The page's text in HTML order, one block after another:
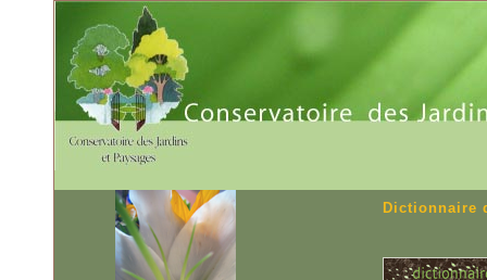
Dictionnaire